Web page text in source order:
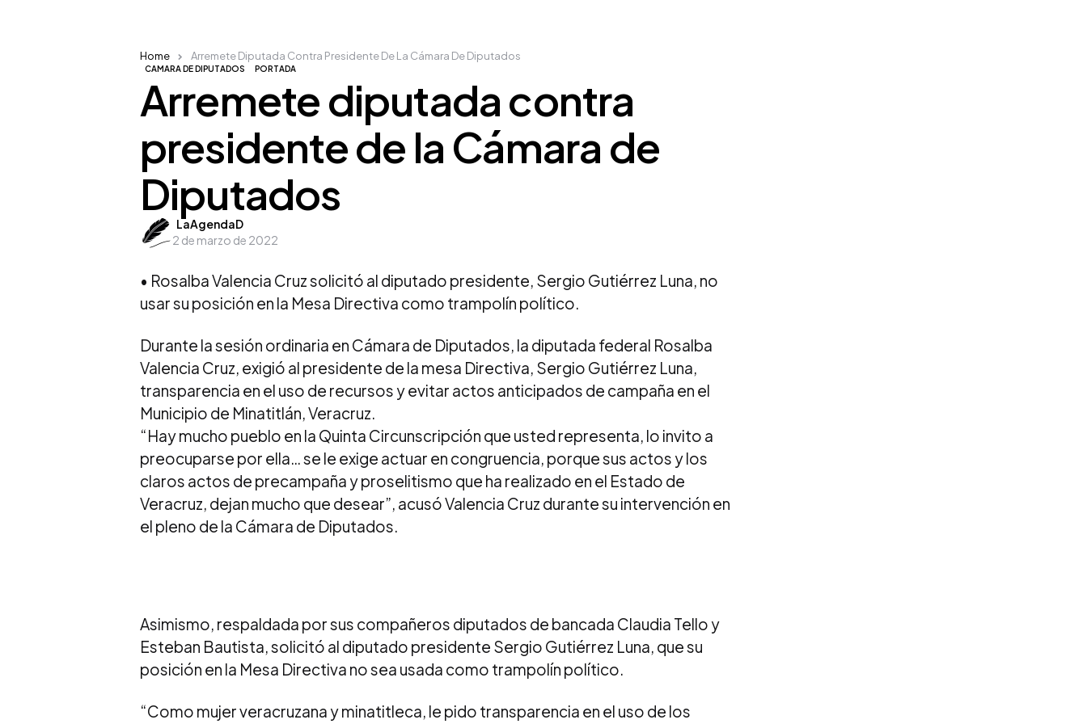
CAMARA DE DIPUTADOS PORTADA
Arremete diputada contra
presidente de la Cámara de
Diputados
Posted
by
LaAgendaD
2 de marzo de 2022
Home Arremete Diputada Contra Presidente De La Cámara De Diputados
• Rosalba Valencia Cruz solicitó al diputado presidente, Sergio Gutiérrez Luna, no
usar su posición en la Mesa Directiva como trampolín político.
Durante la sesión ordinaria en Cámara de Diputados, la diputada federal Rosalba
Valencia Cruz, exigió al presidente de la mesa Directiva, Sergio Gutiérrez Luna,
transparencia en el uso de recursos y evitar actos anticipados de campaña en el
Municipio de Minatitlán, Veracruz.
“Hay mucho pueblo en la Quinta Circunscripción que usted representa, lo invito a
preocuparse por ella… se le exige actuar en congruencia, porque sus actos y los
claros actos de precampaña y proselitismo que ha realizado en el Estado de
Veracruz, dejan mucho que desear”, acusó Valencia Cruz durante su intervención en
el pleno de la Cámara de Diputados.
Asimismo, respaldada por sus compañeros diputados de bancada Claudia Tello y
Esteban Bautista, solicitó al diputado presidente Sergio Gutiérrez Luna, que su
posición en la Mesa Directiva no sea usada como trampolín político.
“Como mujer veracruzana y minatitleca, le pido transparencia en el uso de los